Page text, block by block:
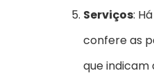
Serviços:
confere as
que indicam